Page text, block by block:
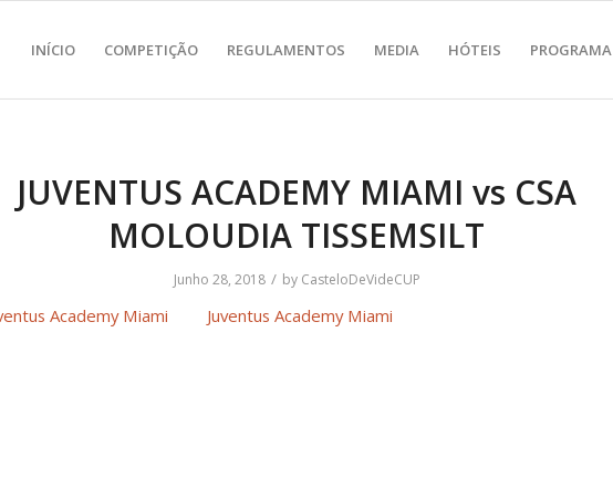
INÍCIO COMPETIÇÃO REGULAMENTOS MEDIA HÓTEIS PROGRAMA
JUVENTUS ACADEMY MIAMI vs CSA
MOLOUDIA TISSEMSILT
Junho 28, 2018 / by CasteloDeVideCUP
Juventus Academy Miami